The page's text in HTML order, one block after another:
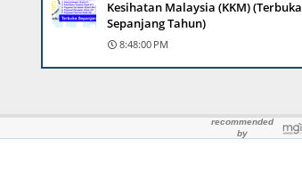
Kesihatan Malaysia (KKM) (Terbuka
Sepanjang Tahun)
8:48:00 PM